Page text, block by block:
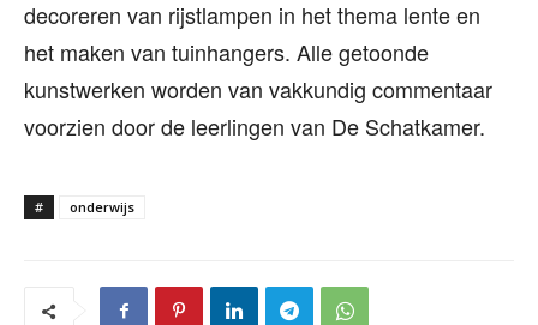
decoreren van rijstlampen in het thema lente en
het maken van tuinhangers. Alle getoonde
kunstwerken worden van vakkundig commentaar
voorzien door de leerlingen van De Schatkamer.
# onderwijs